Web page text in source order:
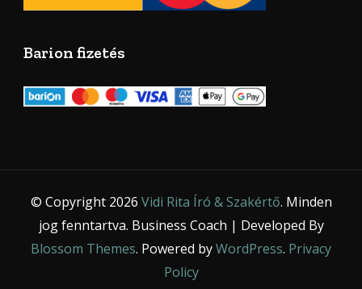
Barion fizetés
© Copyright 2026 Vidi Rita Író & Szakértő. Minden
jog fenntartva. Business Coach | Developed By
Blossom Themes. Powered byWordPress. Privacy
Policy